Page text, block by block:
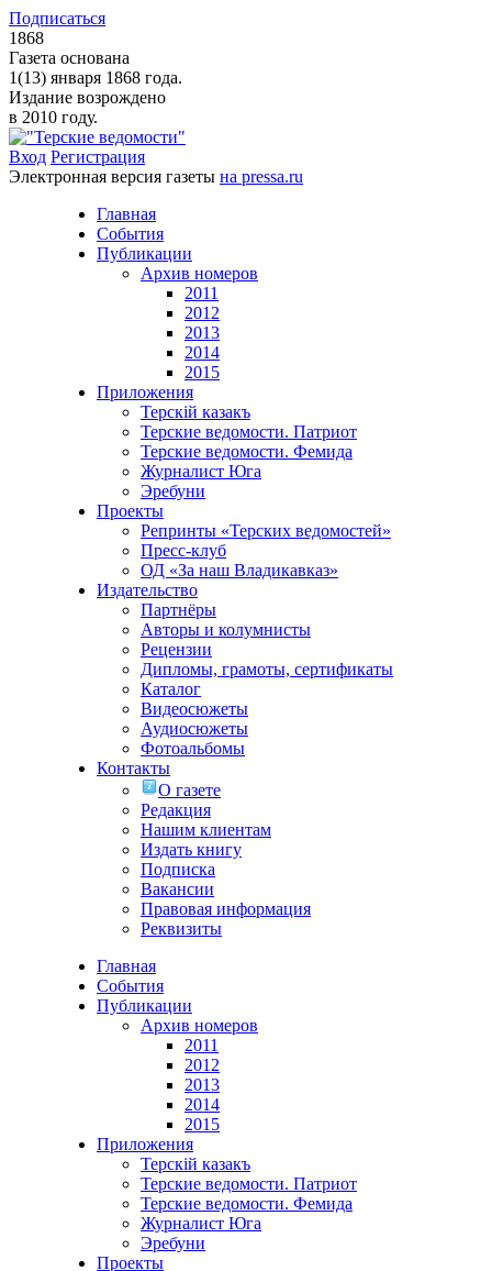
Подписаться
1868
Газета основана
1(13) января 1868 года.
Издание возрождено
в 2010 году.
Вход Регистрация
Электронная версия газеты на pressa.ru
Главная
События
Публикации
Архив номеров
2011
2012
2013
2014
2015
Приложения
Терскiй казакъ
Терские ведомости. Патриот
Терские ведомости. Фемида
Журналист Юга
Эребуни
Проекты
Репринты «Терских ведомостей»
Пресс-клуб
ОД «За наш Владикавказ»
Издательство
Партнёры
Авторы и колумнисты
Рецензии
Дипломы, грамоты, сертификаты
Каталог
Видеосюжеты
Аудиосюжеты
Фотоальбомы
Контакты
О газете
Редакция
Нашим клиентам
Издать книгу
Подписка
Вакансии
Правовая информация
Реквизиты
Главная
События
Публикации
Архив номеров
2011
2012
2013
2014
2015
Приложения
Терскiй казакъ
Терские ведомости. Патриот
Терские ведомости. Фемида
Журналист Юга
Эребуни
Проекты